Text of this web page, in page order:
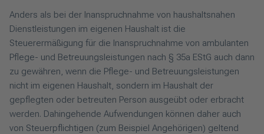
Anders als bei der Inanspruchnahme von haushaltsnahen
Dienstleistungen im eigenen Haushalt ist die
Steuerermäßigung für die Inanspruchnahme von ambulanten
Pflege- und Betreuungsleistungen nach § 35a EStG auch dann
zu gewähren, wenn die Pflege- und Betreuungsleistungen
nicht im eigenen Haushalt, sondern im Haushalt der
gepflegten oder betreuten Person ausgeübt oder erbracht
werden. Dahingehende Aufwendungen können daher auch
von Steuerpflichtigen (zum Beispiel Angehörigen) geltend